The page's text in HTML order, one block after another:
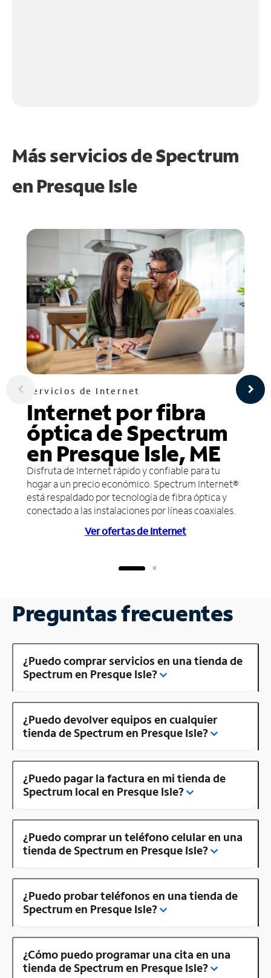
Más servicios de Spectrum
en Presque Isle
Servicios de Internet
Internet por fibra
óptica de Spectrum
en Presque Isle, ME
Disfruta de Internet rápido y confiable para tu
hogar a un precio económico. Spectrum Internet®
está respaldado por tecnología de fibra óptica y
conectado a las instalaciones por líneas coaxiales.
Ver ofertas de Internet
Preguntas frecuentes
¿Puedo comprar servicios en una tienda de
Spectrum en Presque Isle?
¿Puedo devolver equipos en cualquier
tienda de Spectrum en Presque Isle?
¿Puedo pagar la factura en mi tienda de
Spectrum local en Presque Isle?
¿Puedo comprar un teléfono celular en una
tienda de Spectrum en Presque Isle?
¿Puedo probar teléfonos en una tienda de
Spectrum en Presque Isle?
¿Cómo puedo programar una cita en una
tienda de Spectrum en Presque Isle?